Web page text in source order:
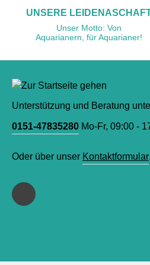
UNSERE
Unser Motto: Von
Aquarianern, für Aquarianer!
Unterstützung und Beratung
0151-47835280 Mo-Fr, 09:00 -
Oder über unser Kontaktformular.